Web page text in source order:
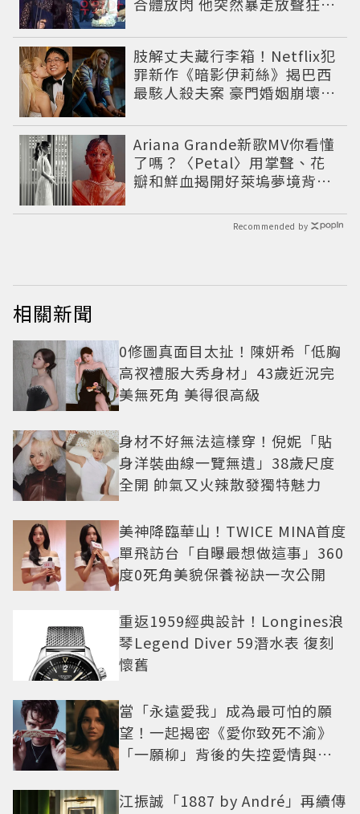
合體放閃 他突然暴走放聲狂吼
肢解丈夫藏行李箱！Netflix犯
罪新作《暗影伊莉絲》揭巴西
最駭人殺夫案 豪門婚姻崩壞釀
Ariana Grande新歌MV你看懂
了嗎？〈Petal〉用掌聲、花
瓣和鮮血揭開好萊塢夢境背後
Recommended by
相關新聞
0修圖真面目太扯！陳妍希「低胸
高衩禮服大秀身材」43歲近況完
美無死角 美得很高級
身材不好無法這樣穿！倪妮「貼
身洋裝曲線一覽無遺」38歲尺度
全開 帥氣又火辣散發獨特魅力
美神降臨華山！TWICE MINA首度
單飛訪台「自曝最想做這事」360
度0死角美貌保養祕訣一次公開
重返1959經典設計！Longines浪
琴Legend Diver 59潛水表 復刻
懷舊
當「永遠愛我」成為最可怕的願
望！一起揭密《愛你致死不渝》
「一願柳」背後的失控愛情與爆
江振誠「1887 by André」再續傳